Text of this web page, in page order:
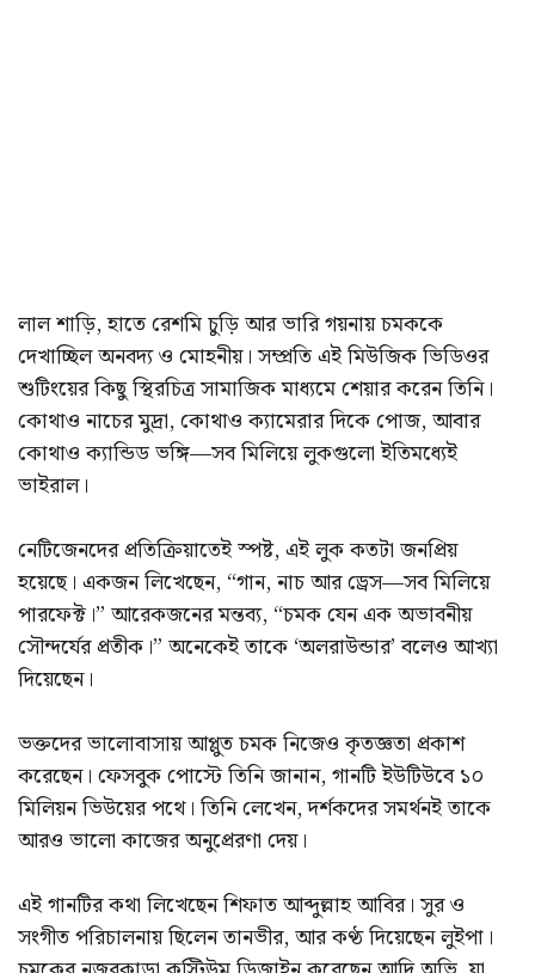
লাল শাড়ি, হাতে রেশমি চুড়ি আর ভারি গয়নায় চমককে
দেখাচ্ছিল অনবদ্য ও মোহনীয়। সম্প্রতি এই মিউজিক ভিডিওর
শুটিংয়ের কিছু স্থিরচিত্র সামাজিক মাধ্যমে শেয়ার করেন তিনি।
কোথাও নাচের মুদ্রা, কোথাও ক্যামেরার দিকে পোজ, আবার
কোথাও ক্যান্ডিড ভঙ্গি—সব মিলিয়ে লুকগুলো ইতিমধ্যেই
ভাইরাল।
নেটিজেনদের প্রতিক্রিয়াতেই স্পষ্ট, এই লুক কতটা জনপ্রিয়
হয়েছে। একজন লিখেছেন, “গান, নাচ আর ড্রেস—সব মিলিয়ে
পারফেক্ট।” আরেকজনের মন্তব্য, “চমক যেন এক অভাবনীয়
সৌন্দর্যের প্রতীক।” অনেকেই তাকে ‘অলরাউন্ডার’ বলেও আখ্যা
দিয়েছেন।
ভক্তদের ভালোবাসায় আপ্লুত চমক নিজেও কৃতজ্ঞতা প্রকাশ
করেছেন। ফেসবুক পোস্টে তিনি জানান, গানটি ইউটিউবে ১০
মিলিয়ন ভিউয়ের পথে। তিনি লেখেন, দর্শকদের সমর্থনই তাকে
আরও ভালো কাজের অনুপ্রেরণা দেয়।
এই গানটির কথা লিখেছেন শিফাত আব্দুল্লাহ আবির। সুর ও
সংগীত পরিচালনায় ছিলেন তানভীর, আর কণ্ঠ দিয়েছেন লুইপা।